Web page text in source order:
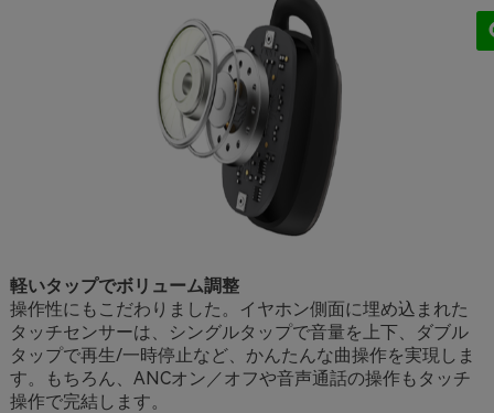
軽いタップでボリューム調整
操作性にもこだわりました。イヤホン側面に埋め込まれた
タッチセンサーは、シングルタップで音量を上下、ダブル
タップで再生/一時停止など、かんたんな曲操作を実現しま
す。もちろん、ANCオン／オフや音声通話の操作もタッチ
操作で完結します。